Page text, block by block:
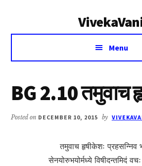
Voice
Vivekananda
Menu
BG 2.10 तमुवाच
Posted on DECEMBER 10, 2015 by
तमुवाच हृषीकेशः प्रहसन्निव
सेनयोरुभयोर्मध्ये विषीदन्तमिदं